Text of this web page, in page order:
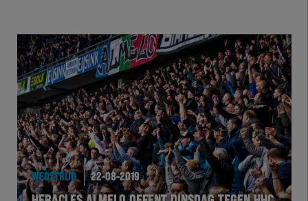
VVVHER
TELHER
HERVOL
HEREXC
EXCHER
WEDSTRIJD 22-08-2019